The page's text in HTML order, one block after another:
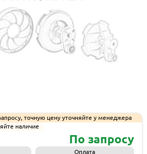
IMP,B-
артикул 97866670
точную цену уточняйте у менеджера
наличие
По запросу
Оплата